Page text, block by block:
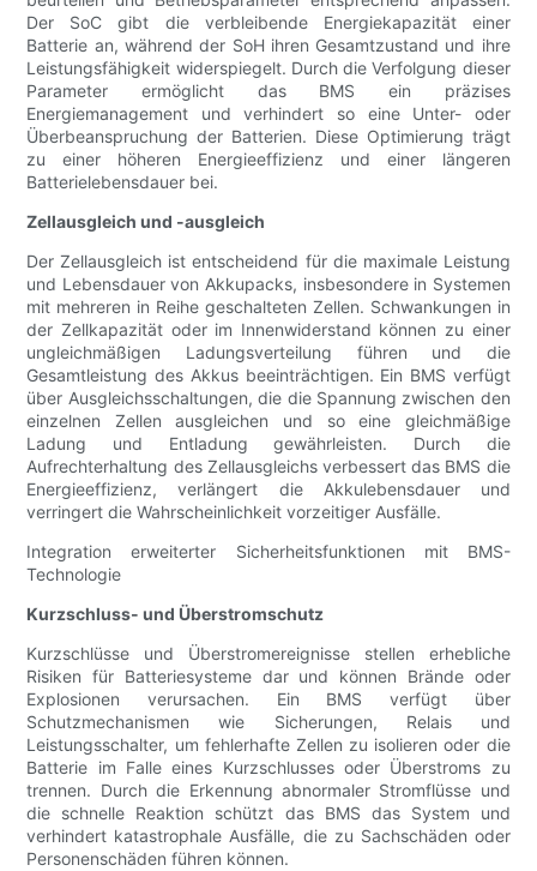
Der SoC gibt die verbleibende Energiekapazität einer
Batterie an, während der SoH ihren Gesamtzustand und ihre
Leistungsfähigkeit widerspiegelt. Durch die Verfolgung dieser
Parameter ermöglicht das BMS ein präzises
Energiemanagement und verhindert so eine Unter- oder
Überbeanspruchung der Batterien. Diese Optimierung trägt
zu einer höheren Energieeffizienz und einer längeren
Batterielebensdauer bei.
Zellausgleich und -ausgleich
Der Zellausgleich ist entscheidend für die maximale Leistung
und Lebensdauer von Akkupacks, insbesondere in Systemen
mit mehreren in Reihe geschalteten Zellen. Schwankungen in
der Zellkapazität oder im Innenwiderstand können zu einer
ungleichmäßigen Ladungsverteilung führen und die
Gesamtleistung des Akkus beeinträchtigen. Ein BMS verfügt
über Ausgleichsschaltungen, die die Spannung zwischen den
einzelnen Zellen ausgleichen und so eine gleichmäßige
Ladung und Entladung gewährleisten. Durch die
Aufrechterhaltung des Zellausgleichs verbessert das BMS die
Energieeffizienz, verlängert die Akkulebensdauer und
verringert die Wahrscheinlichkeit vorzeitiger Ausfälle.
Integration erweiterter Sicherheitsfunktionen mit BMS-
Technologie
Kurzschluss- und Überstromschutz
Kurzschlüsse und Überstromereignisse stellen erhebliche
Risiken für Batteriesysteme dar und können Brände oder
Explosionen verursachen. Ein BMS verfügt über
Schutzmechanismen wie Sicherungen, Relais und
Leistungsschalter, um fehlerhafte Zellen zu isolieren oder die
Batterie im Falle eines Kurzschlusses oder Überstroms zu
trennen. Durch die Erkennung abnormaler Stromflüsse und
die schnelle Reaktion schützt das BMS das System und
verhindert katastrophale Ausfälle, die zu Sachschäden oder
Personenschäden führen können.